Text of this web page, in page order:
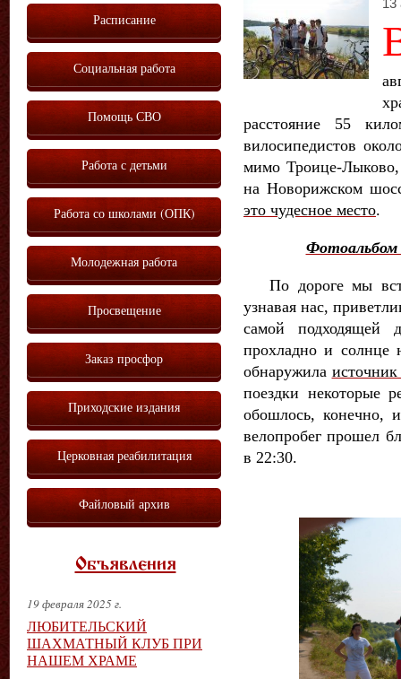
13
расстояние 55
вилосипедистов
мимо Троице-Лыково,
на Новорижском
это чудесное место.
Фотоальбом
По дороге мы
узнавая нас,
самой подходящей
прохладно и солнце
обнаружила
поездки некоторые
обошлось, конечно,
велопробег прошел
в 22:30.
Расписание
Социальная работа
Помощь СВО
Работа с детьми
Работа со школами (ОПК)
Молодежная работа
Просвещение
Заказ просфор
Приходские издания
Церковная реабилитация
Файловый архив
Объявления
19 февраля 2025 г.
ЛЮБИТЕЛЬСКИЙ
ШАХМАТНЫЙ КЛУБ ПРИ
НАШЕМ ХРАМЕ